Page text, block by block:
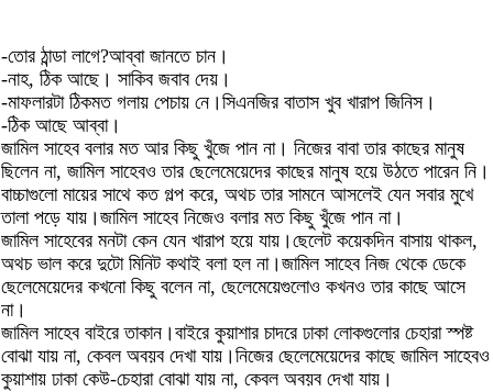
-তোর ঠান্ডা লাগে?আব্বা জানতে চান।
-নাহ, ঠিক আছে। সাকিব জবাব দেয়।
-মাফলারটা ঠিকমত গলায় পেচায় নে।সিএনজির বাতাস খুব খারাপ জিনিস।
-ঠিক আছে আব্বা।
জামিল সাহেব বলার মত আর কিছু খুঁজে পান না। নিজের বাবা তার কাছের মানুষ
ছিলেন না, জামিল সাহেবও তার ছেলেমেয়েদের কাছের মানুষ হয়ে উঠতে পারেন নি।
বাচ্চাগুলো মায়ের সাথে কত গল্প করে, অথচ তার সামনে আসলেই যেন সবার মুখে
তালা পড়ে যায়।জামিল সাহেব নিজেও বলার মত কিছু খুঁজে পান না।
জামিল সাহেবের মনটা কেন যেন খারাপ হয়ে যায়।ছেলেট কয়েকদিন বাসায় থাকল,
অথচ ভাল করে দুটো মিনিট কথাই বলা হল না।জামিল সাহেব নিজ থেকে ডেকে
ছেলেমেয়েদের কখনো কিছু বলেন না, ছেলেমেয়েগুলোও কখনও তার কাছে আসে
না।
জামিল সাহেব বাইরে তাকান।বাইরে কুয়াশার চাদরে ঢাকা লোকগুলোর চেহারা স্পষ্ট
বোঝা যায় না, কেবল অবয়ব দেখা যায়।নিজের ছেলেমেয়েদের কাছে জামিল সাহেবও
কুয়াশায় ঢাকা কেউ-চেহারা বোঝা যায় না, কেবল অবয়ব দেখা যায়।